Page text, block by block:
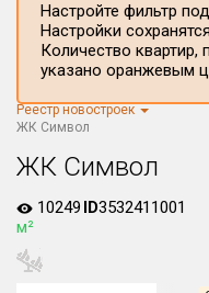
Регион ЖК
Все
Настройте фильтр
Настройки
Количество
указано оранжевым
Реестр новостроек
ЖК Символ
ЖК Символ
10249 ID3532411001
м²